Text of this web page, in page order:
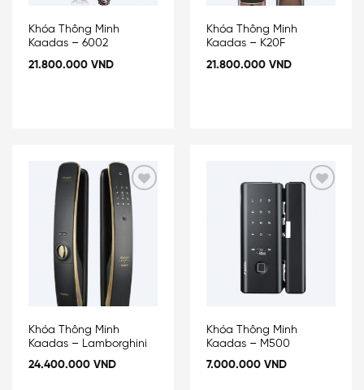
Khóa Thông Minh
Kaadas – 6002
21.800.000 VND
Khóa Thông Minh
Kaadas – K20F
21.800.000 VND
Add
Khóa Thông Minh
Kaadas – Lamborghini
24.400.000 VND
Khóa Thông Minh
Kaadas – M500
7.000.000 VND